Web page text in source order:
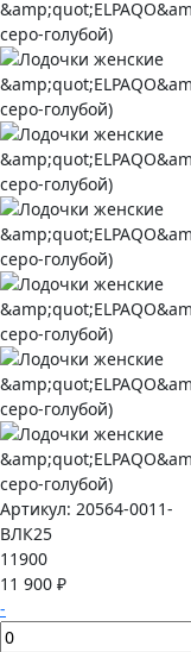
Артикул: 20564-0011-
ВЛК25
11900
11 900 ₽
-